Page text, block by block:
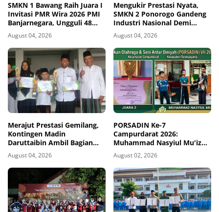
SMKN 1 Bawang Raih Juara I
Invitasi PMR Wira 2026 PMI
Banjarnegara, Ungguli 48
Tim
August 04, 2026
Mengukir Prestasi Nyata,
SMKN 2 Ponorogo Gandeng
Industri Nasional Demi
Sesuaikan Kurikulum
dengan Kebutuhan Dunia
Kerja
August 04, 2026
Merajut Prestasi Gemilang,
Kontingen Madin
Daruttaibin Ambil Bagian
Penuh dan Berjaya dalam
Seleksi PORSADIN
Campurdarat 2026
August 04, 2026
PORSADIN Ke-7
Campurdarat 2026:
Muhammad Nasyiul Mu'iz
Sukses Raih Juara 2 Tenis
Meja Putra Wustho
August 02, 2026